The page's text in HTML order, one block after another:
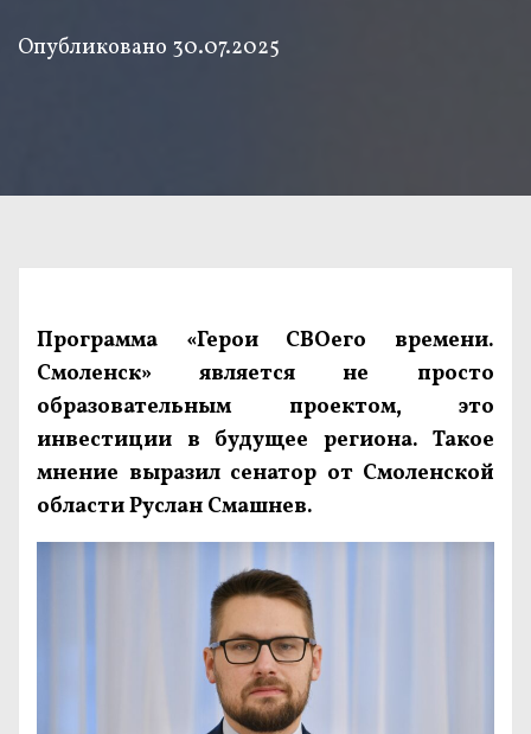
Опубликовано 30.07.2025
Программа «Герои СВОего времени.
Смоленск» является не просто
образовательным проектом, это
инвестиции в будущее региона. Такое
мнение выразил сенатор от Смоленской
области Руслан Смашнев.